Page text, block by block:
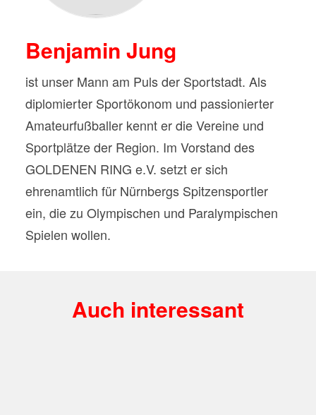
Benjamin Jung
ist unser Mann am Puls der Sportstadt. Als
diplomierter Sportökonom und passionierter
Amateurfußballer kennt er die Vereine und
Sportplätze der Region. Im Vorstand des
GOLDENEN RING e.V. setzt er sich
ehrenamtlich für Nürnbergs Spitzensportler
ein, die zu Olympischen und Paralympischen
Spielen wollen.
Auch interessant